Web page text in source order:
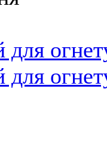
для
для